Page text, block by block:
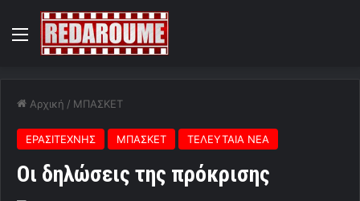
Menu
Αρχική / ΜΠΑΣΚΕΤ
ΕΡΑΣΙΤΕΧΝΗΣ ΜΠΑΣΚΕΤ ΤΕΛΕΥΤΑΙΑ ΝΕΑ
Οι δηλώσεις της πρόκρισης